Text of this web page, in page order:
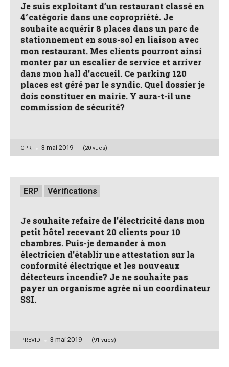
Je suis exploitant d’un restaurant classé en
4°catégorie dans une copropriété. Je
souhaite acquérir 8 places dans un parc de
stationnement en sous-sol en liaison avec
mon restaurant. Mes clients pourront ainsi
monter par un escalier de service et arriver
dans mon hall d’accueil. Ce parking 120
places est géré par le syndic. Quel dossier je
dois constituer en mairie. Y aura-t-il une
commission de sécurité?
Posted
CPR 3 mai 2019 (20 vues)
Posted
inERP Vérifications
Je souhaite refaire de l’électricité dans mon
petit hôtel recevant 20 clients pour 10
chambres. Puis-je demander à mon
électricien d’établir une attestation sur la
conformité électrique et les nouveaux
détecteurs incendie? Je ne souhaite pas
payer un organisme agrée ni un coordinateur
SSI.
Posted
PREVID 3 mai 2019 (91 vues)